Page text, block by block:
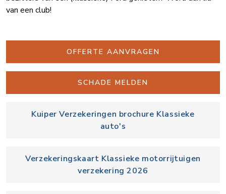
van een club!
OFFERTE AANVRAGEN
SCHADE MELDEN
Kuiper Verzekeringen brochure Klassieke
auto's
Verzekeringskaart Klassieke motorrijtuigen
verzekering 2026